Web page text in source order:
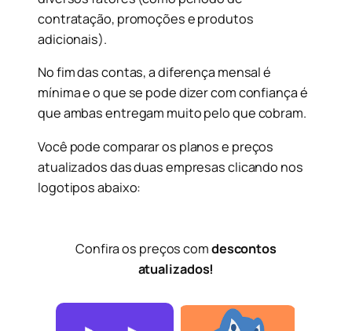
contratação, promoções e produtos
adicionais).
No fim das contas, a diferença mensal é
mínima e o que se pode dizer com confiança é
que ambas entregam muito pelo que cobram.
Você pode comparar os planos e preços
atualizados das duas empresas clicando nos
logotipos abaixo:
Confira os preços comdescontos
atualizados!